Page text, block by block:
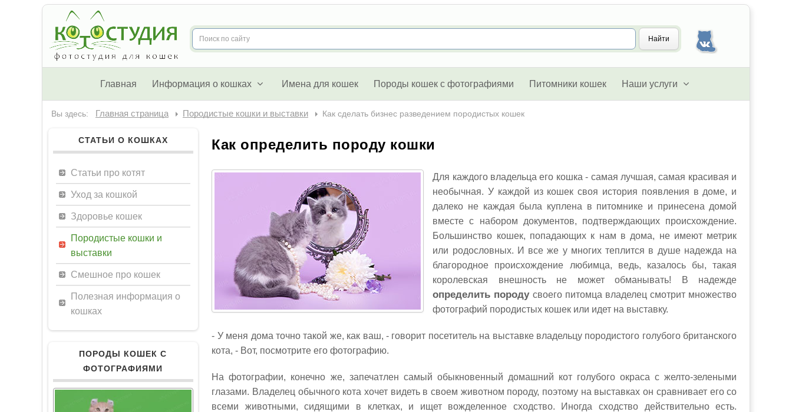
Главная Информация о кошках Имена для кошек Породы кошек с фотографиями Питомники кошек Наши услуги
Вы здесь: Главная страница Породистые кошки и выставки Как сделать бизнес разведением породистых кошек
Как определить породу кошки
Для каждого владельца его кошка - самая лучшая, самая красивая и
необычная. У каждой из кошек своя история появления в доме, и
далеко не каждая была куплена в питомнике и принесена домой
вместе с набором документов, подтверждающих происхождение.
Большинство кошек, попадающих к нам в дома, не имеют метрик
или родословных. И все же у многих теплится в душе надежда на
благородное происхождение любимца, ведь, казалось бы, такая
королевская внешность не может обманывать! В надежде
определить породусвоего питомца владелец смотрит множество
фотографий породистых кошек или идет на выставку.
- У меня дома точно такой же, как ваш, - говорит посетитель на выставке владельцу породистого голубого британского
кота, - Вот, посмотрите его фотографию.
На фотографии, конечно же, запечатлен самый обыкновенный домашний кот голубого окраса с желто-зелеными
глазами. Владелец обычного кота хочет видеть в своем животном породу, поэтому на выставках он сравнивает его со
всеми животными, сидящими в клетках, и ищет вожделенное сходство. Иногда сходство действительно есть.
СТАТЬИ О КОШКАХ
Статьи про котят
Уход за кошкой
Здоровье кошек
Породистые кошки и
выставки
Смешное про кошек
Полезная информация о
кошках
ПОРОДЫ КОШЕК С
ФОТОГРАФИЯМИ